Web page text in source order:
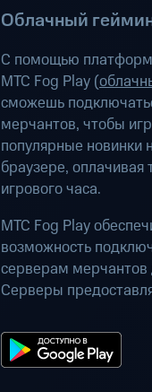
Облачный
С помощью
МТС Fog Play (
сможешь
мерчантов, чтобы
популярные новинки
браузере, оплачивая
игрового часа.
МТС Fog Play
возможность
серверам мерчантов
Серверы